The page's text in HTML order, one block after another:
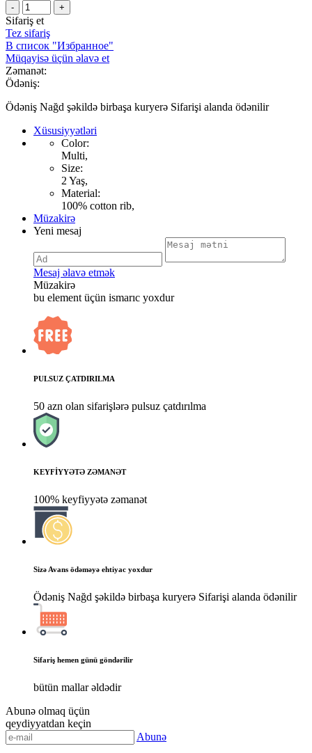
- +
Sifariş et
Tez sifariş
В список "Избранное"
Müqayisə üçün əlavə et
Zəmanət:
Ödəniş:
Ödəniş Nağd şəkildə birbaşa kuryerə Sifarişi alanda ödənilir
Xüsusiyyətləri
Color:
Multi,
Size:
2 Yaş,
Material:
100% cotton rib,
Müzakirə
Yeni mesaj
Mesaj əlavə etmək
Müzakirə
bu element üçün ismarıc yoxdur
PULSUZ ÇATDIRILMA
50 azn olan sifarişlərə pulsuz çatdırılma
KEYFİYYƏTƏ ZƏMANƏT
100% keyfiyyətə zəmanət
Sizə Avans ödəməyə ehtiyac yoxdur
Ödəniş Nağd şəkildə birbaşa kuryerə Sifarişi alanda ödənilir
Sifariş hemen günü göndərilir
bütün mallar əldədir
Abunə olmaq üçün
qeydiyyatdan keçin
Abunə